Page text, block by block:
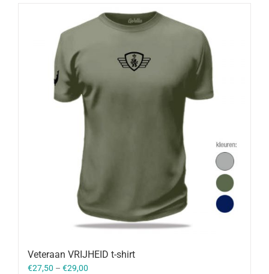
Veteraan VRIJHEID t-shirt
€27,50 – €29,00